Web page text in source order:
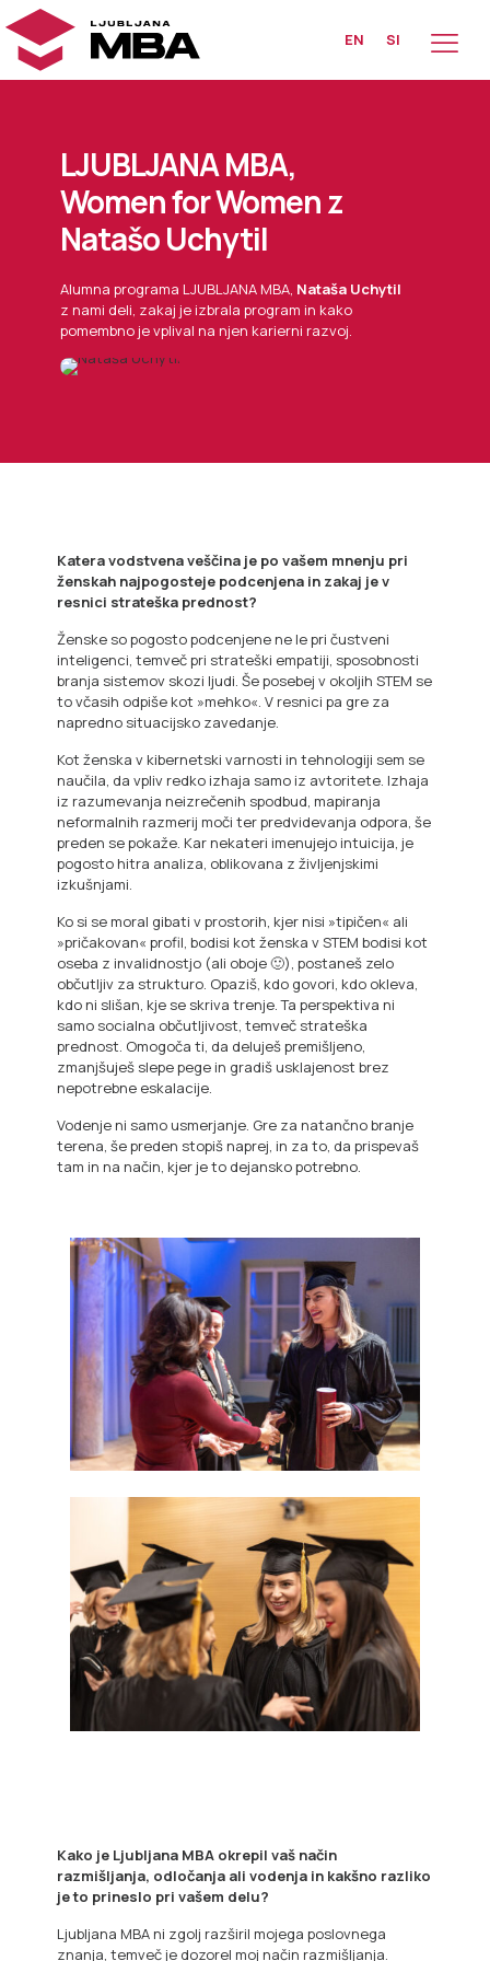
EN SI
LJUBLJANA MBA,
Women for Women z
Natašo Uchytil
Alumna programa LJUBLJANA MBA, Nataša Uchytil
z nami deli, zakaj je izbrala program in kako
pomembno je vplival na njen karierni razvoj.
Katera vodstvena veščina je po vašem mnenju pri
ženskah najpogosteje podcenjena in zakaj je v
resnici strateška prednost?
Ženske so pogosto podcenjene ne le pri čustveni
inteligenci, temveč pri strateški empatiji, sposobnosti
branja sistemov skozi ljudi. Še posebej v okoljih STEM se
to včasih odpiše kot »mehko«. V resnici pa gre za
napredno situacijsko zavedanje.
Kot ženska v kibernetski varnosti in tehnologiji sem se
naučila, da vpliv redko izhaja samo iz avtoritete. Izhaja
iz razumevanja neizrečenih spodbud, mapiranja
neformalnih razmerij moči ter predvidevanja odpora, še
preden se pokaže. Kar nekateri imenujejo intuicija, je
pogosto hitra analiza, oblikovana z življenjskimi
izkušnjami.
Ko si se moral gibati v prostorih, kjer nisi »tipičen« ali
»pričakovan« profil, bodisi kot ženska v STEM bodisi kot
oseba z invalidnostjo (ali oboje 🙂), postaneš zelo
občutljiv za strukturo. Opaziš, kdo govori, kdo okleva,
kdo ni slišan, kje se skriva trenje. Ta perspektiva ni
samo socialna občutljivost, temveč strateška
prednost. Omogoča ti, da deluješ premišljeno,
zmanjšuješ slepe pege in gradiš usklajenost brez
nepotrebne eskalacije.
Vodenje ni samo usmerjanje. Gre za natančno branje
terena, še preden stopiš naprej, in za to, da prispevaš
tam in na način, kjer je to dejansko potrebno.
Kako je Ljubljana MBA okrepil vaš način
razmišljanja, odločanja ali vodenja in kakšno razliko
je to prineslo pri vašem delu?
Ljubljana MBA ni zgolj razširil mojega poslovnega
znanja, temveč je dozorel moj način razmišljanja.